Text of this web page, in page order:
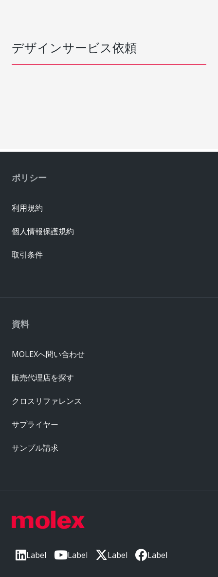
デザインサービス依頼
Label Label Label Label
資料
MOLEXへ問い合わせ
販売代理店を探す
クロスリファレンス
サプライヤー
サンプル請求
ポリシー
利用規約
個人情報保護規約
取引条件